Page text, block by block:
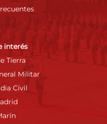
interés
Tierra
Militar
Civil